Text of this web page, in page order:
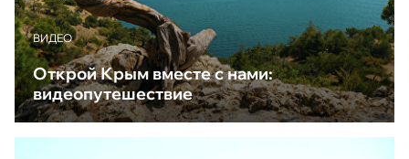
ВИДЕО
Открой Крым вместе с нами:
видеопутешествие